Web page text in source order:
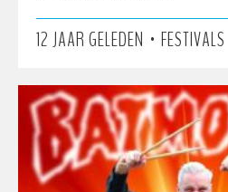
12 JAAR GELEDEN • FESTIVALS